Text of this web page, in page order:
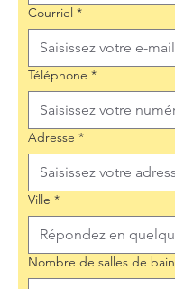
Courriel *
Téléphone *
Adresse *
Ville *
Nombre de salles de bain